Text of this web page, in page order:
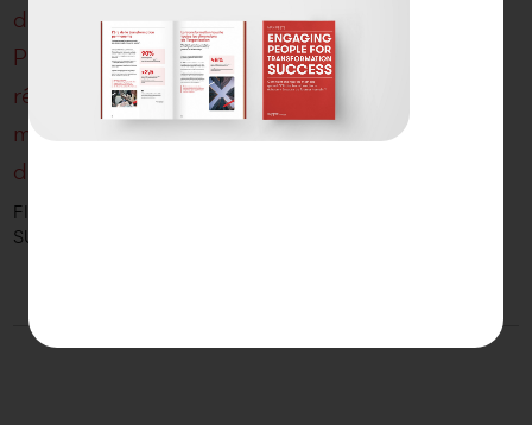
déploiement reste un moment à haut risque.
Prototyper rapidement pour confronter à la
réalité des comportements humains est le
meilleur moyen de dérisquer les projets avant
de les déployer."
Florence Garçon
SUPPER